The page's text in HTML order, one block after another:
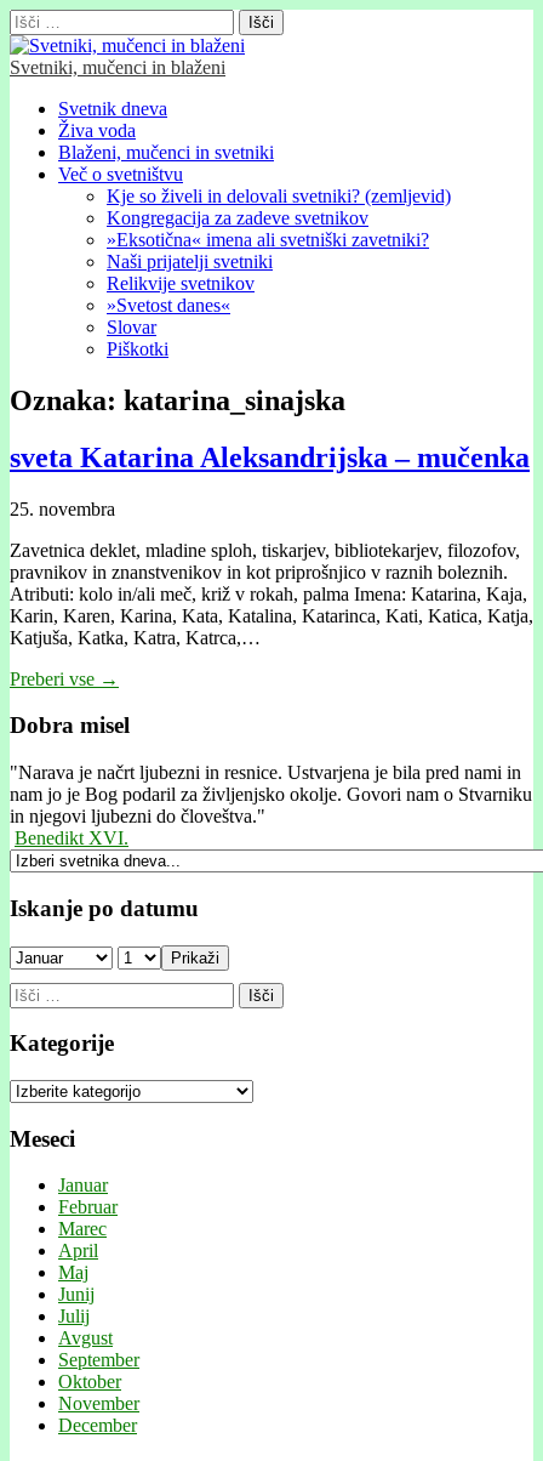
Išči:
Svetniki, mučenci in blaženi
Glavni
meni
Skip
content
Svetnik dneva
Živa voda
Blaženi, mučenci in svetniki
Več o svetništvu
Kje so živeli in delovali svetniki? (zemljevid)
Kongregacija za zadeve svetnikov
»Eksotična« imena ali svetniški zavetniki?
Naši prijatelji svetniki
Relikvije svetnikov
»Svetost danes«
Slovar
Piškotki
Oznaka: katarina_sinajska
sveta Katarina Aleksandrijska – mučenka
25. novembra
Zavetnica deklet, mladine sploh, tiskarjev, bibliotekarjev, filozofov,
pravnikov in znanstvenikov in kot priprošnjico v raznih boleznih.
Atributi: kolo in/ali meč, križ v rokah, palma Imena: Katarina, Kaja,
Karin, Karen, Karina, Kata, Katalina, Katarinca, Kati, Katica, Katja,
Katjuša, Katka, Katra, Katrca,…
Preberi vse →
Dobra misel
"Narava je načrt ljubezni in resnice. Ustvarjena je bila pred nami in
nam jo je Bog podaril za življenjsko okolje. Govori nam o Stvarniku
in njegovi ljubezni do človeštva."
Benedikt XVI.
Iskanje po datumu
Prikaži
Išči:
Kategorije
Kategorije
Meseci
Januar
Februar
Marec
April
Maj
Junij
Julij
Avgust
September
Oktober
November
December